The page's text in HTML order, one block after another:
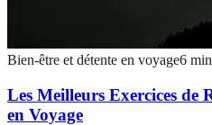
Bien-être et détente en voyage6 min
Les Meilleurs Exercices de
en Voyage